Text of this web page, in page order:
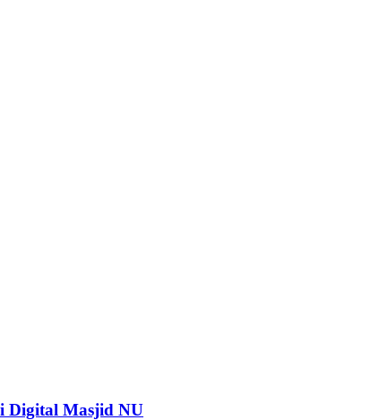
Digital Masjid NU